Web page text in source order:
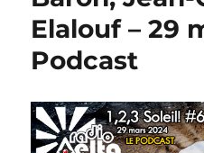
Elalouf – 29
Podcast